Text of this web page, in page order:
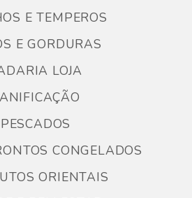
E TEMPEROS
E GORDURAS
LOJA
PESCADOS
CONGELADOS
ORIENTAIS